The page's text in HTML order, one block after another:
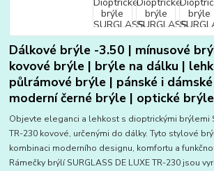
Dálkové brýle -3.50 | mínusové
kovové brýle | brýle na dálku |
půlrámové brýle | pánské i
moderní černé brýle | optické
Objevte eleganci a lehkost s dioptrickými brýlemi
TR-230 kovové, určenými do dálky. Tyto stylové
kombinaci moderního designu, komfortu a
Rámečky brýlí SURGLASS DE LUXE TR-230 jsou